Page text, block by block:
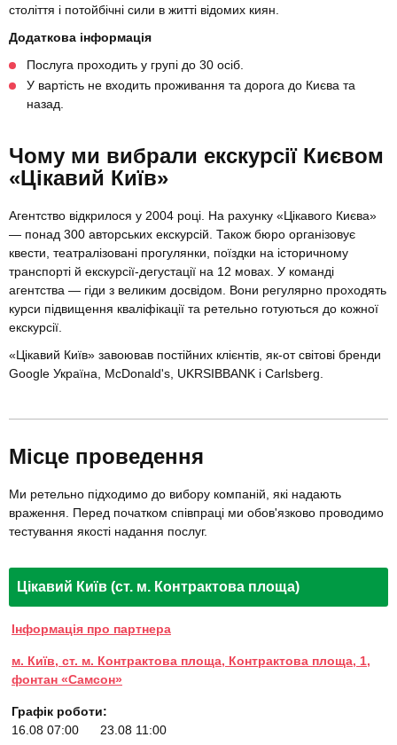
століття і потойбічні сили в житті відомих киян.
Додаткова інформація
Послуга проходить у групі до 30 осіб.
У вартість не входить проживання та дорога до Києва та
назад.
Чому ми вибрали екскурсії Києвом
«Цікавий Київ»
Агентство відкрилося у 2004 році. На рахунку «Цікавого Києва»
— понад 300 авторських екскурсій. Також бюро організовує
квести, театралізовані прогулянки, поїздки на історичному
транспорті й екскурсії-дегустації на 12 мовах. У команді
агентства — гіди з великим досвідом. Вони регулярно проходять
курси підвищення кваліфікації та ретельно готуються до кожної
екскурсії.
«Цікавий Київ» завоював постійних клієнтів, як-от світові бренди
Google Україна, McDonald's, UKRSIBBANK і Carlsberg.
Місце проведення
Ми ретельно підходимо до вибору компаній, які надають
враження. Перед початком співпраці ми обов'язково проводимо
тестування якості надання послуг.
Цікавий Київ (ст. м. Контрактова площа)
Інформація про партнера
м. Київ, ст. м. Контрактова площа, Контрактова площа, 1,
фонтан «Самсон»
Графік роботи:
16.08 07:00
23.08 11:00